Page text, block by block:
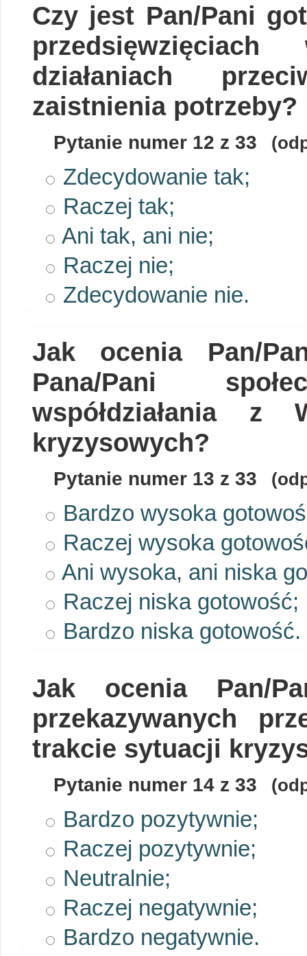
Czy jest Pan/Pani
działaniach
zaistnienia potrzeby?
Pytanie numer 12 z 33
Zdecydowanie tak;
Raczej tak;
Ani tak, ani nie;
Raczej nie;
Zdecydowanie nie.
Jak ocenia Pan/
Pana/Pani
współdziałania
kryzysowych?
Pytanie numer 13 z 33
Bardzo wysoka
Raczej wysoka
Ani wysoka, ani niska
Raczej niska gotowość;
Bardzo niska gotowość.
Jak ocenia Pan/
przekazywanych
trakcie sytuacji
Pytanie numer 14 z 33
Bardzo pozytywnie;
Raczej pozytywnie;
Neutralnie;
Raczej negatywnie;
Bardzo negatywnie.